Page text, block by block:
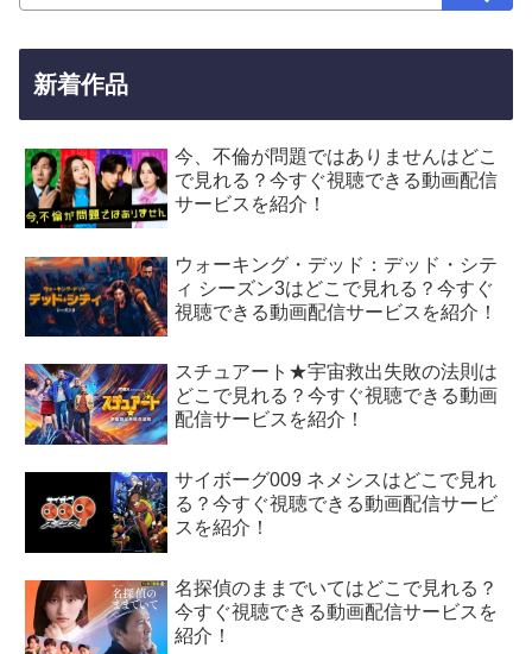
新着作品
今、不倫が問題ではありませんはどこ
で見れる？今すぐ視聴できる動画配信
サービスを紹介！
ウォーキング・デッド：デッド・シテ
ィ シーズン3はどこで見れる？今すぐ
視聴できる動画配信サービスを紹介！
スチュアート★宇宙救出失敗の法則は
どこで見れる？今すぐ視聴できる動画
配信サービスを紹介！
サイボーグ009 ネメシスはどこで見れ
る？今すぐ視聴できる動画配信サービ
スを紹介！
名探偵のままでいてはどこで見れる？
今すぐ視聴できる動画配信サービスを
紹介！